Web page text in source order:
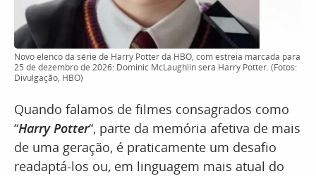
Novo elenco da série de Harry Potter da HBO, com estreia marcada para
25 de dezembro de 2026: Dominic McLaughlin será Harry Potter. (Fotos:
Divulgação, HBO)
Quando falamos de filmes consagrados como
“Harry Potter“, parte da memória afetiva de mais
de uma geração, é praticamente um desafio
readaptá-los ou, em linguagem mais atual do